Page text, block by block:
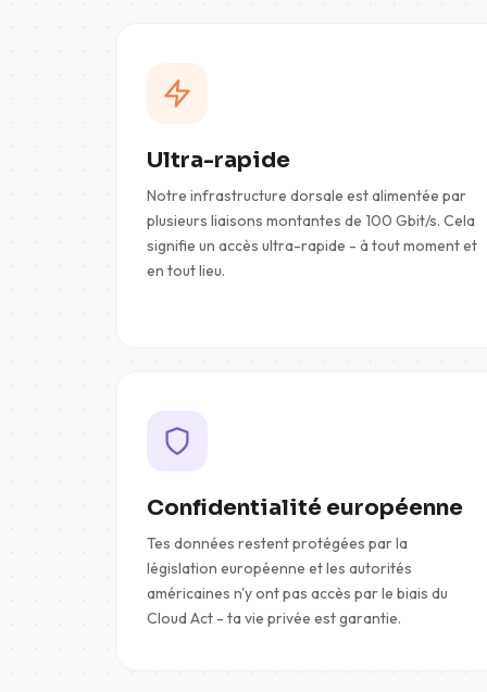
Ultra-rapide
Notre infrastructure dorsale est alimentée par
plusieurs liaisons montantes de 100 Gbit/s. Cela
signifie un accès ultra-rapide - à tout moment et
en tout lieu.
Confidentialité européenne
Tes données restent protégées par la
législation européenne et les autorités
américaines n'y ont pas accès par le biais du
Cloud Act - ta vie privée est garantie.